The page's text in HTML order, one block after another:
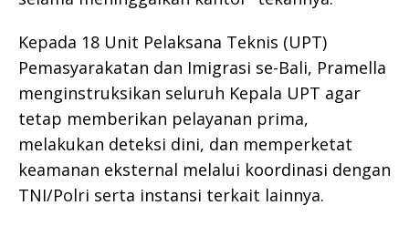
Kepada 18 Unit Pelaksana Teknis (UPT)
Pemasyarakatan dan Imigrasi se-Bali, Pramella
menginstruksikan seluruh Kepala UPT agar
tetap memberikan pelayanan prima,
melakukan deteksi dini, dan memperketat
keamanan eksternal melalui koordinasi dengan
TNI/Polri serta instansi terkait lainnya.